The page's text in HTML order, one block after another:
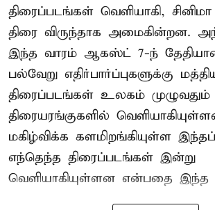
திரைப்படங்கள் வெளியாகி, சினிமா
திரை விருந்தாக அமைகின்றன.
இந்த வாரம் ஆகஸ்ட் 7-ந்
பல்வேறு எதிர்பார்ப்புகளுக்கு
திரைப்படங்கள் உலகம் முழுவதும்
திரையரங்குகளில்
மகிழ்விக்க களமிறங்கியுள்ள
எந்தெந்த திரைப்படங்கள் இன்று
வெளியாகியுள்ளன என்பதை இந்த